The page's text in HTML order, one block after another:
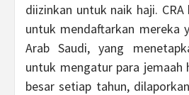
diizinkan untuk naik haji.
untuk mendaftarkan mereka
Arab Saudi, yang
untuk mengatur para jemaah
besar setiap tahun,